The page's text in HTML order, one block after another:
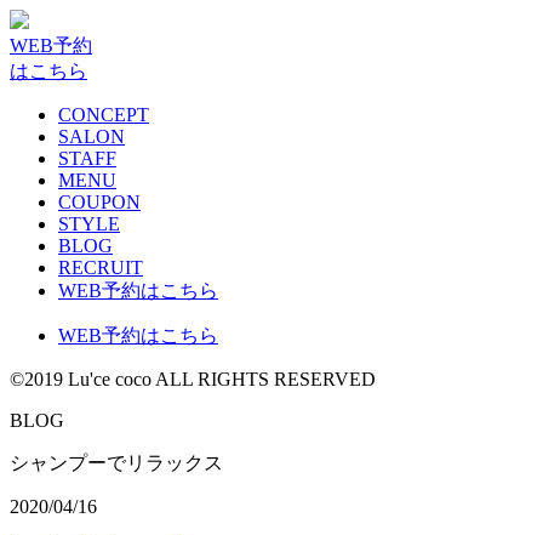
WEB予約
はこちら
CONCEPT
SALON
STAFF
MENU
COUPON
STYLE
BLOG
RECRUIT
WEB予約はこちら
WEB予約はこちら
©2019 Lu'ce coco ALL RIGHTS RESERVED
BLOG
シャンプーでリラックス
2020/04/16